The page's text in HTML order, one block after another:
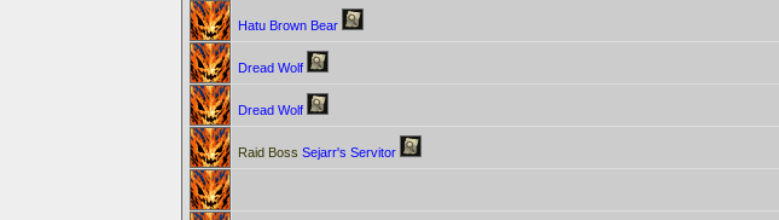
Hatu Brown Bear
Dread Wolf
Dread Wolf
Raid Boss Sejarr's Servitor